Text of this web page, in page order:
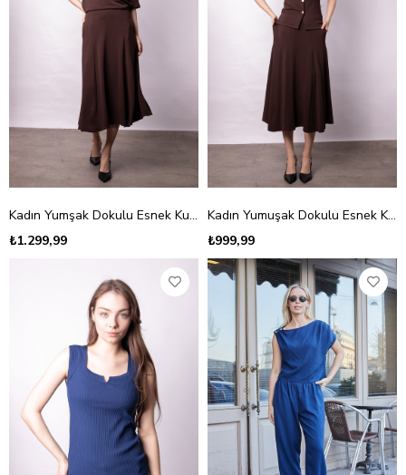
Kadın Yumşak Dokulu Esnek Kumaş V Yaka Yakalı Düşük Omuzlu Dirsek Boy Kollu Oversize Bluz-Kahve
₺1.299,99
Kadın Yumuşak Dokulu Esnek Kumaş V Yaka Kısa Kol Önden Düğmeli Bluz-Kahve
₺999,99